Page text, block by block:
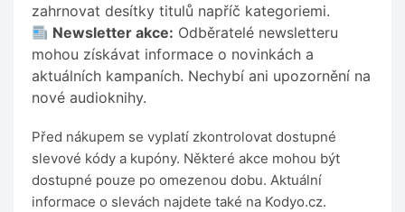
zahrnovat desítky titulů napříč kategoriemi.
Newsletter akce: Odběratelé newsletteru
mohou získávat informace o novinkách a
aktuálních kampaních. Nechybí ani upozornění na
nové audioknihy.
Před nákupem se vyplatí zkontrolovat dostupné
slevové kódy a kupóny. Některé akce mohou být
dostupné pouze po omezenou dobu. Aktuální
informace o slevách najdete také na Kodyo.cz.